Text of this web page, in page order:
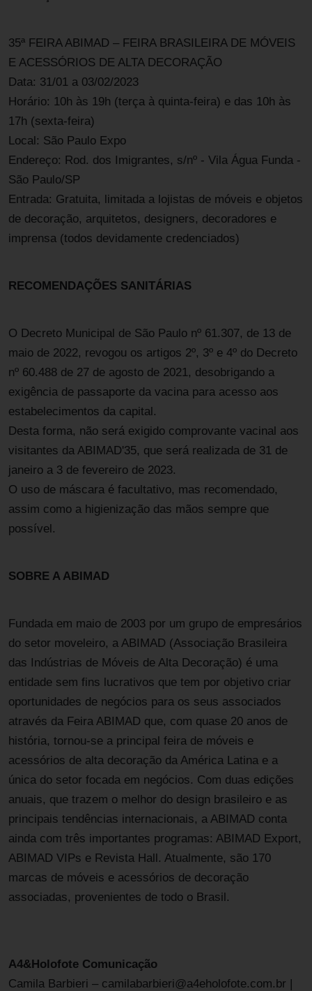
35ª FEIRA ABIMAD – FEIRA BRASILEIRA DE MÓVEIS
E ACESSÓRIOS DE ALTA DECORAÇÃO
Data: 31/01 a 03/02/2023
Horário: 10h às 19h (terça à quinta-feira) e das 10h às
17h (sexta-feira)
Local: São Paulo Expo
Endereço: Rod. dos Imigrantes, s/nº - Vila Água Funda -
São Paulo/SP
Entrada: Gratuita, limitada a lojistas de móveis e objetos
de decoração, arquitetos, designers, decoradores e
imprensa (todos devidamente credenciados)
RECOMENDAÇÕES SANITÁRIAS
O Decreto Municipal de São Paulo nº 61.307, de 13 de
maio de 2022, revogou os artigos 2º, 3º e 4º do Decreto
nº 60.488 de 27 de agosto de 2021, desobrigando a
exigência de passaporte da vacina para acesso aos
estabelecimentos da capital.
Desta forma, não será exigido comprovante vacinal aos
visitantes da ABIMAD'35, que será realizada de 31 de
janeiro a 3 de fevereiro de 2023.
O uso de máscara é facultativo, mas recomendado,
assim como a higienização das mãos sempre que
possível.
SOBRE A ABIMAD
Fundada em maio de 2003 por um grupo de empresários
do setor moveleiro, a ABIMAD (Associação Brasileira
das Indústrias de Móveis de Alta Decoração) é uma
entidade sem fins lucrativos que tem por objetivo criar
oportunidades de negócios para os seus associados
através da Feira ABIMAD que, com quase 20 anos de
história, tornou-se a principal feira de móveis e
acessórios de alta decoração da América Latina e a
única do setor focada em negócios. Com duas edições
anuais, que trazem o melhor do design brasileiro e as
principais tendências internacionais, a ABIMAD conta
ainda com três importantes programas: ABIMAD Export,
ABIMAD VIPs e Revista Hall. Atualmente, são 170
marcas de móveis e acessórios de decoração
associadas, provenientes de todo o Brasil.
A4&Holofote Comunicação
Camila Barbieri – camilabarbieri@a4eholofote.com.br |